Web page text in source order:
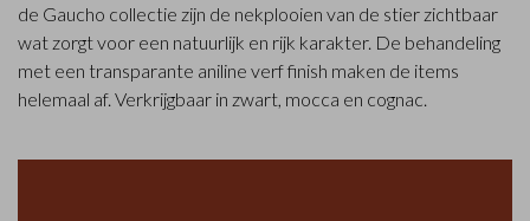
de Gaucho collectie zijn de nekplooien van de stier zichtbaar
wat zorgt voor een natuurlijk en rijk karakter. De behandeling
met een transparante aniline verf finish maken de items
helemaal af. Verkrijgbaar in zwart, mocca en cognac.